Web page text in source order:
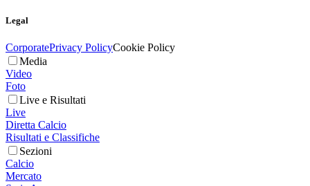
Legal
CorporatePrivacy PolicyCookie Policy
Media
Video
Foto
Live e Risultati
Live
Diretta Calcio
Risultati e Classifiche
Sezioni
Calcio
Mercato